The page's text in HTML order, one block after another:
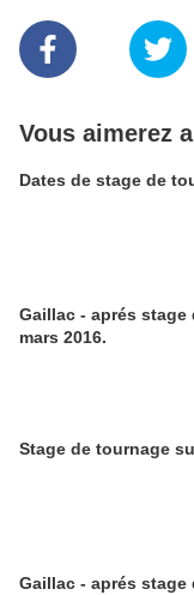
Vous aimerez
Dates de stage de
Gaillac - aprés stage
mars 2016.
Stage de tournage
Gaillac - aprés stage de tournage -